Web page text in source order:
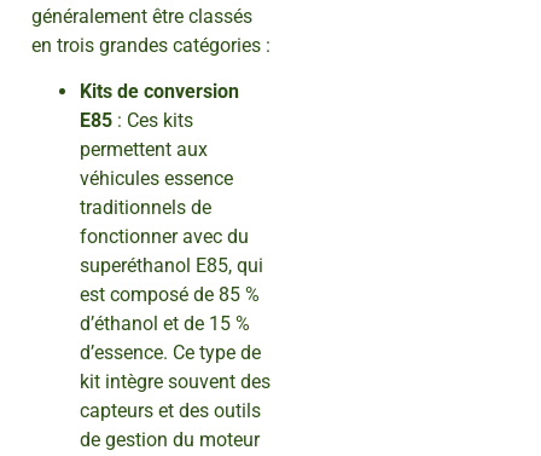
généralement être classés
en trois grandes catégories :
Kits de conversion
E85 : Ces kits
permettent aux
véhicules essence
traditionnels de
fonctionner avec du
superéthanol E85, qui
est composé de 85 %
d’éthanol et de 15 %
d’essence. Ce type de
kit intègre souvent des
capteurs et des outils
de gestion du moteur